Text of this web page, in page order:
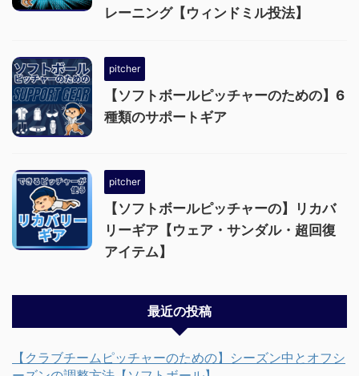
レーニング【ウィンドミル投法】
pitcher
【ソフトボールピッチャーのための】6
種類のサポートギア
pitcher
【ソフトボールピッチャーの】リカバ
リーギア【ウェア・サンダル・超回復
アイテム】
最近の投稿
【クラブチームピッチャーのための】シーズン中とオフシ